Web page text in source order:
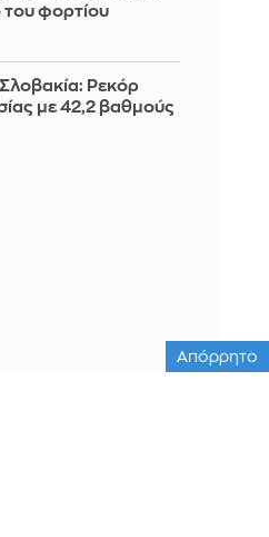
φορτίου
Ρεκόρ
με 42,2 βαθμούς
Απόρρητο